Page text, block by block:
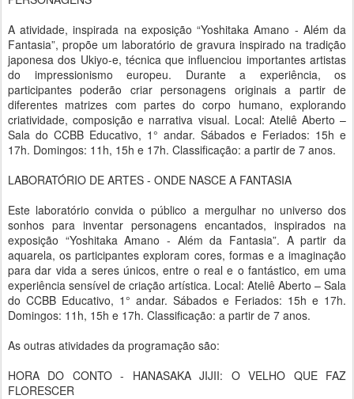
A atividade, inspirada na exposição “Yoshitaka Amano - Além da
Fantasia”, propõe um laboratório de gravura inspirado na tradição
japonesa dos Ukiyo-e, técnica que influenciou importantes artistas
do impressionismo europeu. Durante a experiência, os
participantes poderão criar personagens originais a partir de
diferentes matrizes com partes do corpo humano, explorando
criatividade, composição e narrativa visual. Local: Ateliê Aberto –
Sala do CCBB Educativo, 1° andar. Sábados e Feriados: 15h e
17h. Domingos: 11h, 15h e 17h. Classificação: a partir de 7 anos.
LABORATÓRIO DE ARTES - ONDE NASCE A FANTASIA
Este laboratório convida o público a mergulhar no universo dos
sonhos para inventar personagens encantados, inspirados na
exposição “Yoshitaka Amano - Além da Fantasia”. A partir da
aquarela, os participantes exploram cores, formas e a imaginação
para dar vida a seres únicos, entre o real e o fantástico, em uma
experiência sensível de criação artística. Local: Ateliê Aberto – Sala
do CCBB Educativo, 1° andar. Sábados e Feriados: 15h e 17h.
Domingos: 11h, 15h e 17h. Classificação: a partir de 7 anos.
As outras atividades da programação são:
HORA DO CONTO - HANASAKA JIJII: O VELHO QUE FAZ
FLORESCER